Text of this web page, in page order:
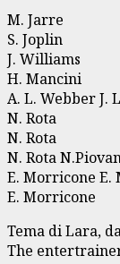
M. Jarre
S. Joplin
J. Williams
H. Mancini
A. L. Webber J.
N. Rota
N. Rota
N. Rota
E. Morricone E.
E. Morricone
Tema di Lara,
The